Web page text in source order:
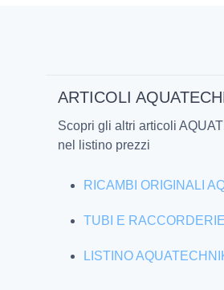
ARTICOLI
Scopri gli altri articoli
nel listino prezzi
RICAMBI ORIGINALI
TUBI E
LISTINO